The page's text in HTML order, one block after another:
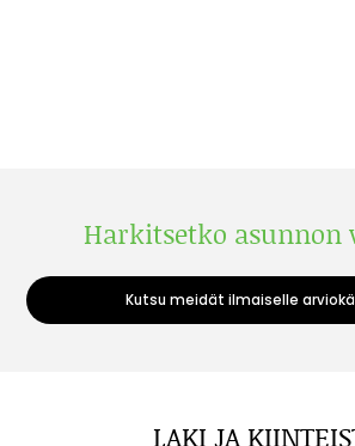
Harkitsetko asunnon
Kutsu meidät ilmaiselle
LAKI JA